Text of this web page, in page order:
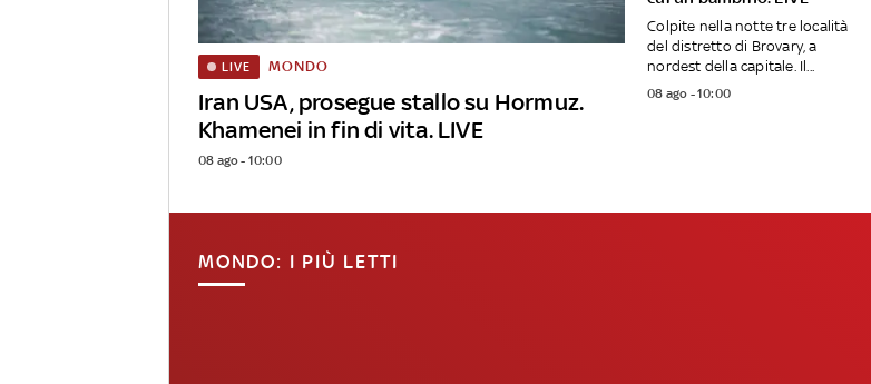
Iran USA, prosegue stallo su Hormuz.
Khamenei in fin di vita. LIVE
LIVE MONDO
08 ago - 10:00
Colpite nella notte tre località
del distretto di Brovary, a
nordest della capitale. Il...
08 ago - 10:00
MONDO: I PIÙ LETTI